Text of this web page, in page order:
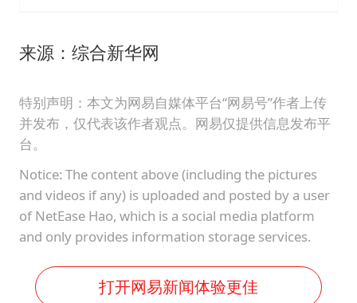
来源：综合新华网
特别声明：本文为网易自媒体平台“网易号”作者上传
并发布，仅代表该作者观点。网易仅提供信息发布平
台。
Notice: The content above (including the pictures
and videos if any) is uploaded and posted by a user
of NetEase Hao, which is a social media platform
and only provides information storage services.
打开网易新闻体验更佳